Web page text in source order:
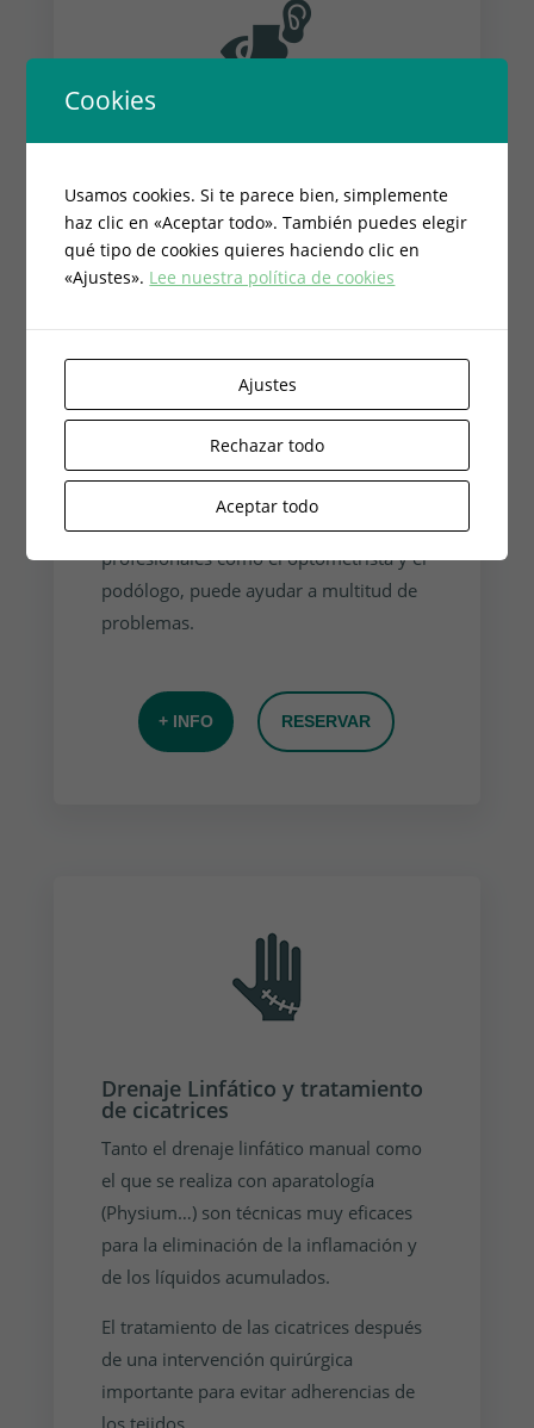
El equilibrio del cuerpo se da gracias al
sistema vestibular, visual y
propioceptivo. Cuando uno de estos
sinó que también dolores por
contracturas crónicas.
posturales, junto con otros
profesionales como el optometrista y el
podólogo, puede ayudar a multitud de
problemas.
+ INFO RESERVAR
Drenaje Linfático y tratamiento
de cicatrices
Tanto el drenaje linfático manual como
el que se realiza con aparatología
(Physium…) son técnicas muy eficaces
para la eliminación de la inflamación y
de los líquidos acumulados.
El tratamiento de las cicatrices después
de una intervención quirúrgica
importante para evitar adherencias de
los tejidos.
Cookies
Usamos cookies. Si te parece bien, simplemente
haz clic en «Aceptar todo». También puedes elegir
qué tipo de cookies quieres haciendo clic en
«Ajustes». Lee nuestra política de cookies
Ajustes
Rechazar todo
Aceptar todo